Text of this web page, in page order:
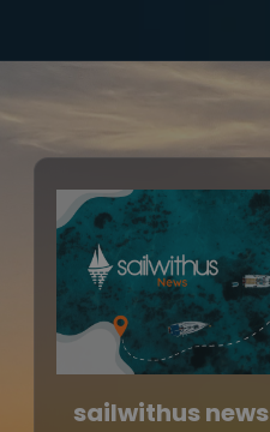
sailwithus news